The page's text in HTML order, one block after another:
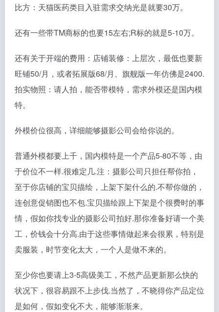
比方：天猫医药类目入驻需求交纳光是就要30万。
还有一些带TM商标的也要15左右;R标的就是5-10万。
还有关于开端的费用：店铺装修：上层次，最低也要新
旺铺50/月，或者拓展版68/月、旗舰版一年仿佛是2400.
拍实物照：请人拍，能否带模特，需求外模还是国内模
特。
外模价位很高，详细能够摄影公司会给你说的。
普通外模都要上千，国内模特是一个产品5-80不等，由
于价位不一样.很难定几.注：摄影公司只担任帮你拍，
至于你店铺的宝贝描绘，上架下架什么的.不帮你做的，
连创意促销图也不包.宝贝描绘跟上下架是个很费时的事
情，假如你找专业的摄影公司拍好.那你准备好请一个美
工，价钱会十分高.由于这些事情做起来会很累，特别是
卖服装，时节变化太大，一个人是做不来的。
至少你也要请上3-5高级美工，不然产品更新那么快的
状况下，很容易跟不上步伐.当然了，不晓得你产品定位
是如何，假如变化不大，能够渐渐来。